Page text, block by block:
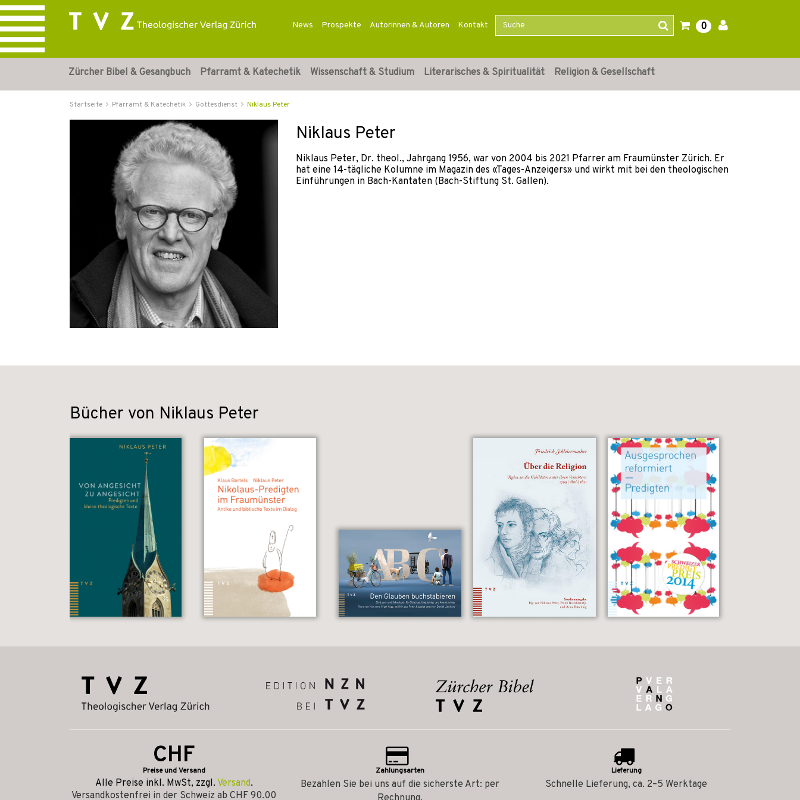
News Prospekte Autorinnen & Autoren Kontakt 0
Zürcher Bibel & Gesangbuch Pfarramt & Katechetik Wissenschaft & Studium Literarisches & Spiritualität Religion & Gesellschaft
Startseite Pfarramt & Katechetik Gottesdienst Niklaus Peter
Niklaus Peter
Niklaus Peter, Dr. theol., Jahrgang 1956, war von 2004 bis 2021 Pfarrer am Fraumünster Zürich. Er
hat eine 14-tägliche Kolumne im Magazin des «Tages-Anzeigers» und wirkt mit bei den theologischen
Einführungen in Bach-Kantaten (Bach-Stiftung St. Gallen).
Bücher von Niklaus Peter
CHF
Preise und Versand
Alle Preise inkl. MwSt, zzgl. Versand.
Versandkostenfrei in der Schweiz ab CHF 90.00
Zahlungsarten
Bezahlen Sie bei uns auf die sicherste Art: per
Lieferung
Schnelle Lieferung, ca. 2–5 Werktage